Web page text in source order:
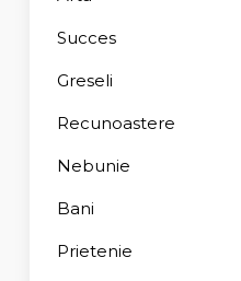
Succes
Greseli
Recunoastere
Nebunie
Bani
Prietenie